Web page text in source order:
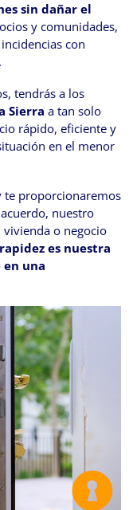
sin dañar el
y comunidades,
con
tendrás a los
Sierra a tan solo
rápido, eficiente y
en el menor
te proporcionaremos
nuestro
o negocio
es nuestra
una